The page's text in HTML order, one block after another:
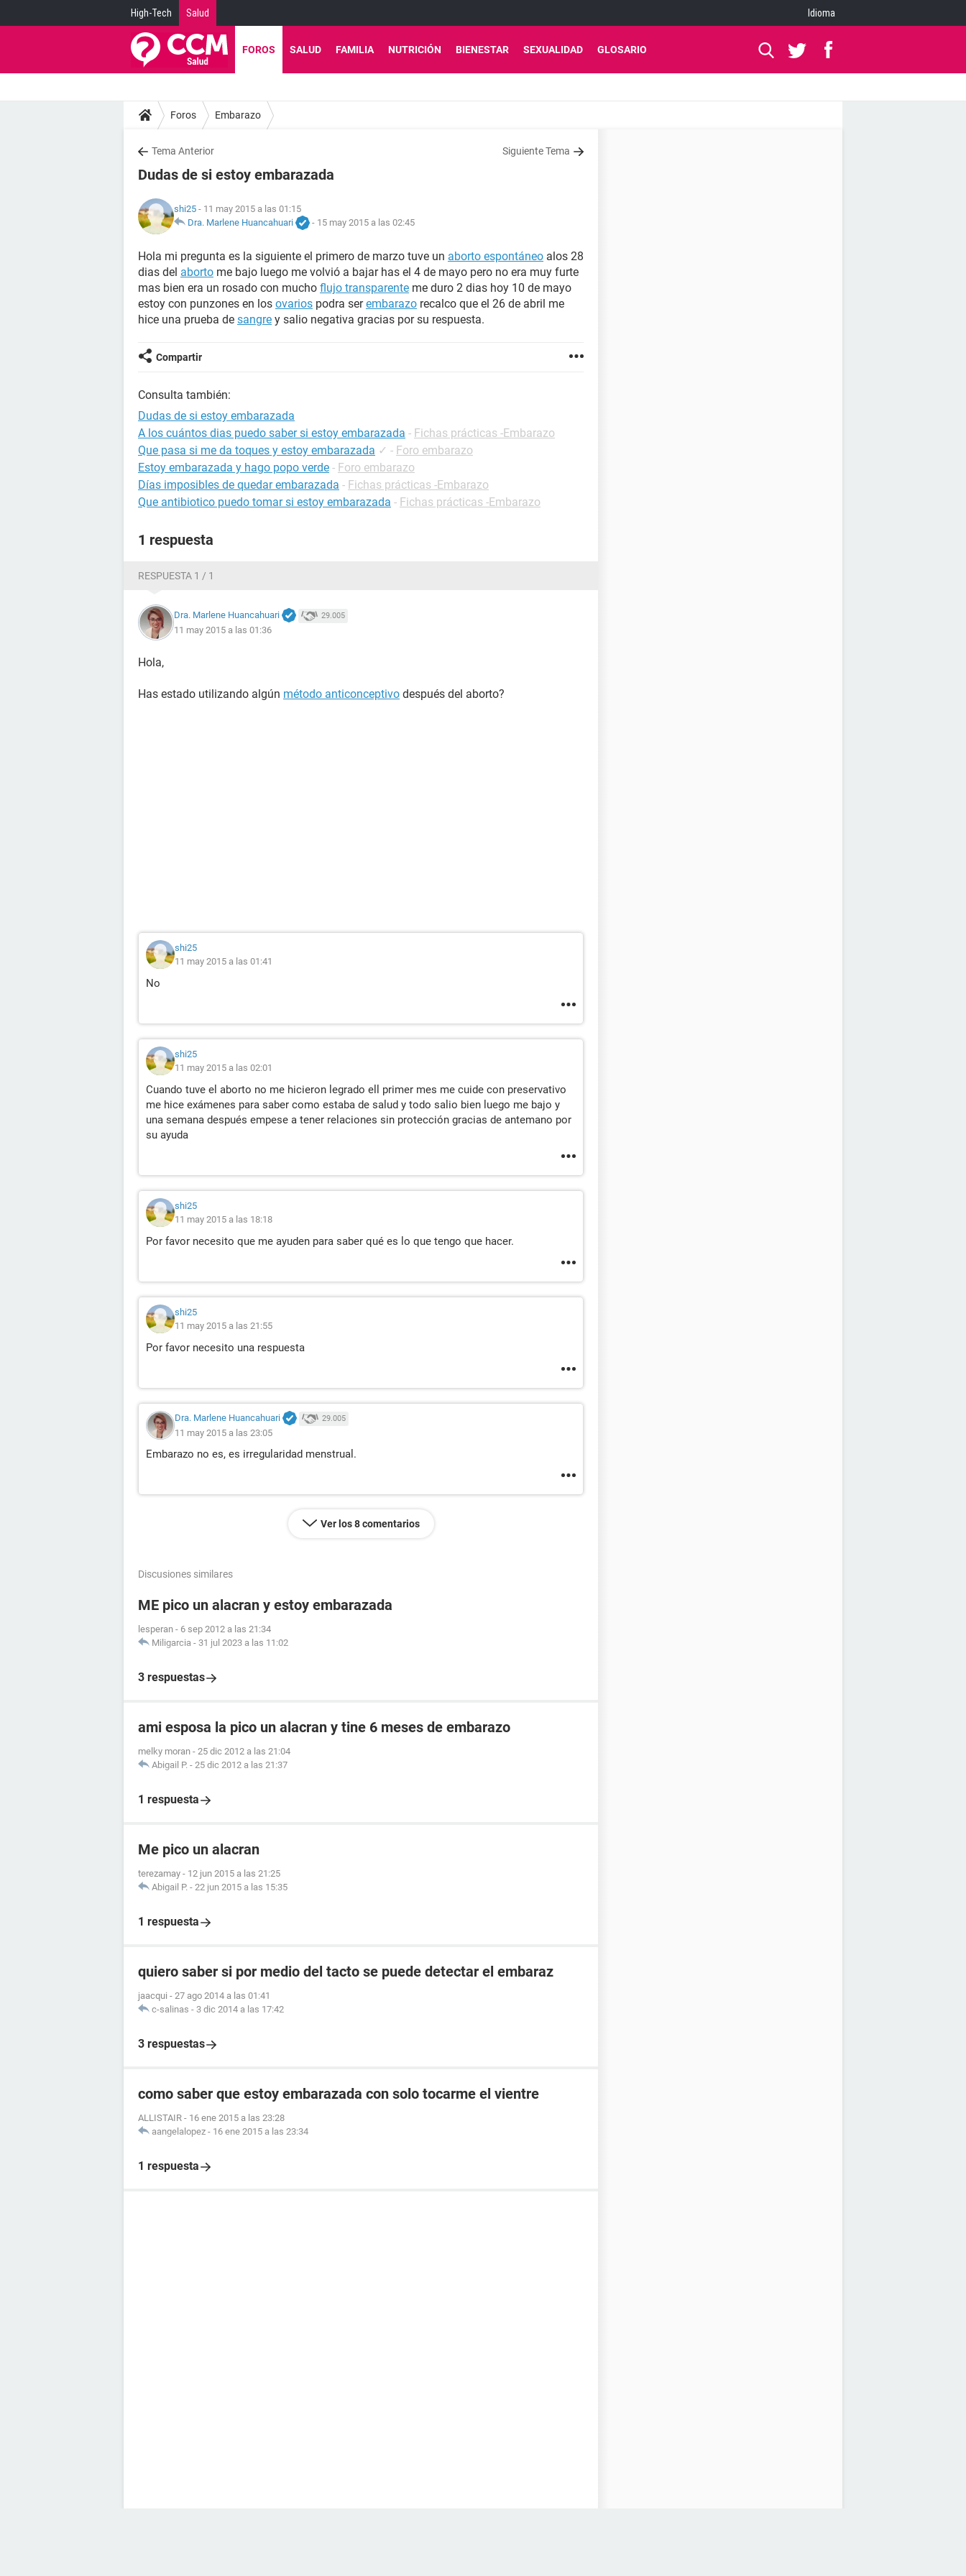
High-Tech Salud Idioma
FOROS SALUD FAMILIA NUTRICIÓN BIENESTAR SEXUALIDAD GLOSARIO
Foros Embarazo
Tema Anterior Siguiente Tema
Dudas de si estoy embarazada
shi25 - 11 may 2015 a las 01:15
Dra. Marlene Huancahuari
- 15 may 2015 a las 02:45
Hola mi pregunta es la siguiente el primero de marzo tuve un aborto espontáneo alos 28
dias del aborto me bajo luego me volvió a bajar has el 4 de mayo pero no era muy furte
mas bien era un rosado con mucho flujo transparente me duro 2 dias hoy 10 de mayo
estoy con punzones en los ovarios podra serembarazo recalco que el 26 de abril me
hice una prueba de sangre y salio negativa gracias por su respuesta.
Compartir
Consulta también:
Dudas de si estoy embarazada
A los cuántos dias puedo saber si estoy embarazada - Fichas prácticas -Embarazo
Que pasa si me da toques y estoy embarazada ✓ - Foro embarazo
Estoy embarazada y hago popo verde - Foro embarazo
Días imposibles de quedar embarazada - Fichas prácticas -Embarazo
Que antibiotico puedo tomar si estoy embarazada - Fichas prácticas -Embarazo
1 respuesta
RESPUESTA 1 / 1
Dra. Marlene Huancahuari 29.005
11 may 2015 a las 01:36
Hola,
Has estado utilizando algún método anticonceptivo después del aborto?
shi25
11 may 2015 a las 01:41
No
shi25
11 may 2015 a las 02:01
Cuando tuve el aborto no me hicieron legrado ell primer mes me cuide con preservativo
me hice exámenes para saber como estaba de salud y todo salio bien luego me bajo y
una semana después empese a tener relaciones sin protección gracias de antemano por
su ayuda
shi25
11 may 2015 a las 18:18
Por favor necesito que me ayuden para saber qué es lo que tengo que hacer.
shi25
11 may 2015 a las 21:55
Por favor necesito una respuesta
Dra. Marlene Huancahuari 29.005
11 may 2015 a las 23:05
Embarazo no es, es irregularidad menstrual.
Ver los 8 comentarios
Discusiones similares
ME pico un alacran y estoy embarazada
lesperan - 6 sep 2012 a las 21:34
Miligarcia - 31 jul 2023 a las 11:02
3 respuestas
ami esposa la pico un alacran y tine 6 meses de embarazo
melky moran - 25 dic 2012 a las 21:04
Abigail P. - 25 dic 2012 a las 21:37
1 respuesta
Me pico un alacran
terezamay - 12 jun 2015 a las 21:25
Abigail P. - 22 jun 2015 a las 15:35
1 respuesta
quiero saber si por medio del tacto se puede detectar el embaraz
jaacqui - 27 ago 2014 a las 01:41
c-salinas - 3 dic 2014 a las 17:42
3 respuestas
como saber que estoy embarazada con solo tocarme el vientre
ALLISTAIR - 16 ene 2015 a las 23:28
aangelalopez - 16 ene 2015 a las 23:34
1 respuesta